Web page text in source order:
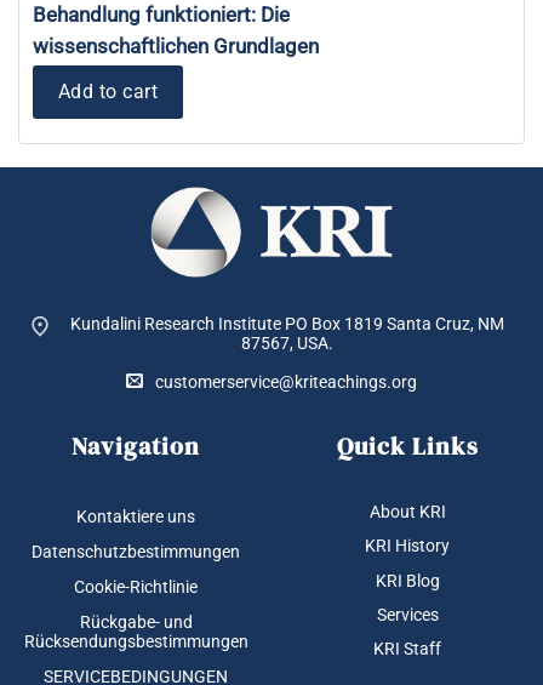
Behandlung funktioniert: Die
wissenschaftlichen Grundlagen
Add to cart
Kundalini Research Institute PO Box 1819 Santa Cruz, NM
87567, USA.
customerservice@kriteachings.org
Navigation
Kontaktiere uns
Datenschutzbestimmungen
Cookie-Richtlinie
Rückgabe- und
Rücksendungsbestimmungen
SERVICEBEDINGUNGEN
Quick Links
About KRI
KRI History
KRI Blog
Services
KRI Staff